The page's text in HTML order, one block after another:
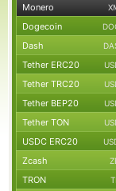
Monero
Dogecoin
Dash
Tether ERC20
Tether TRC20
Tether BEP20
Tether TON
USDC ERC20
Zcash
TRON